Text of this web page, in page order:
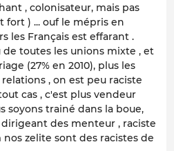
, colonisateur, mais pas
fort ) ... ouf le mépris en
les Français est effarant .
toutes les unions mixte , et
(27% en 2010), plus les
, on est peu raciste
cas , c'est plus vendeur
soyons trainé dans la boue,
des menteur , raciste
zelite sont des racistes de